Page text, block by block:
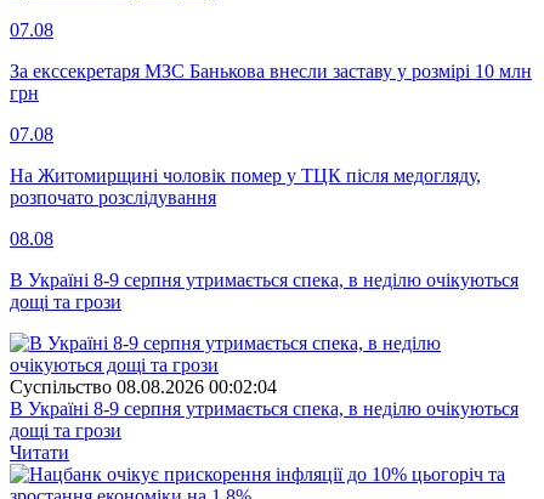
07.08
За екссекретаря МЗС Банькова внесли заставу у розмірі 10 млн
грн
07.08
На Житомирщині чоловік помер у ТЦК після медогляду,
розпочато розслідування
08.08
В Україні 8-9 серпня утримається спека, в неділю очікуються
дощі та грози
Суспiльство 08.08.2026 00:02:04
В Україні 8-9 серпня утримається спека, в неділю очікуються
дощі та грози
Читати